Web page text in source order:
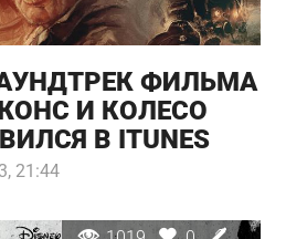
ФИЛЬМА
И КОЛЕСО
В ITUNES
21:44